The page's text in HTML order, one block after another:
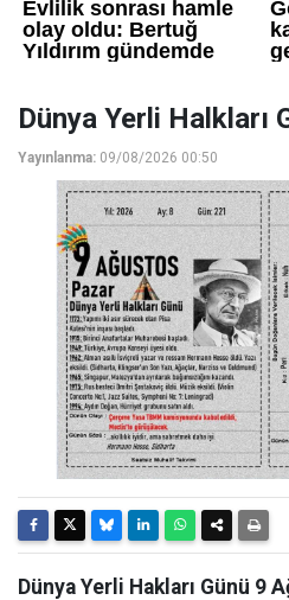
Dünya Yerli Halkları
Yayınlanma: 09/08/2026 00:50
Dünya Yerli Hakları Günü 9